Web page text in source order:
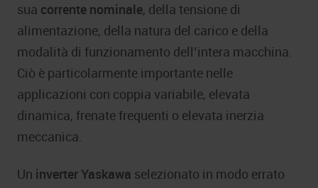
sua corrente nominale, della tensione di
alimentazione, della natura del carico e della
modalità di funzionamento dell’intera macchina.
Ciò è particolarmente importante nelle
applicazioni con coppia variabile, elevata
dinamica, frenate frequenti o elevata inerzia
meccanica.
Un inverter Yaskawa selezionato in modo errato